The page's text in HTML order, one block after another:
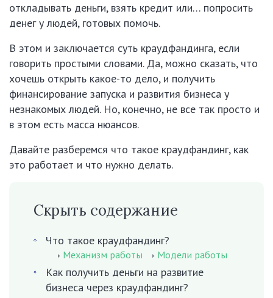
откладывать деньги, взять кредит или… попросить
денег у людей, готовых помочь.
В этом и заключается суть краудфандинга, если
говорить простыми словами. Да, можно сказать, что
хочешь открыть какое-то дело, и получить
финансирование запуска и развития бизнеса у
незнакомых людей. Но, конечно, не все так просто и
в этом есть масса нюансов.
Давайте разберемся что такое краудфандинг, как
это работает и что нужно делать.
Скрыть содержание
Что такое краудфандинг?
Механизм работы Модели работы
Как получить деньги на развитие
бизнеса через краудфандинг?